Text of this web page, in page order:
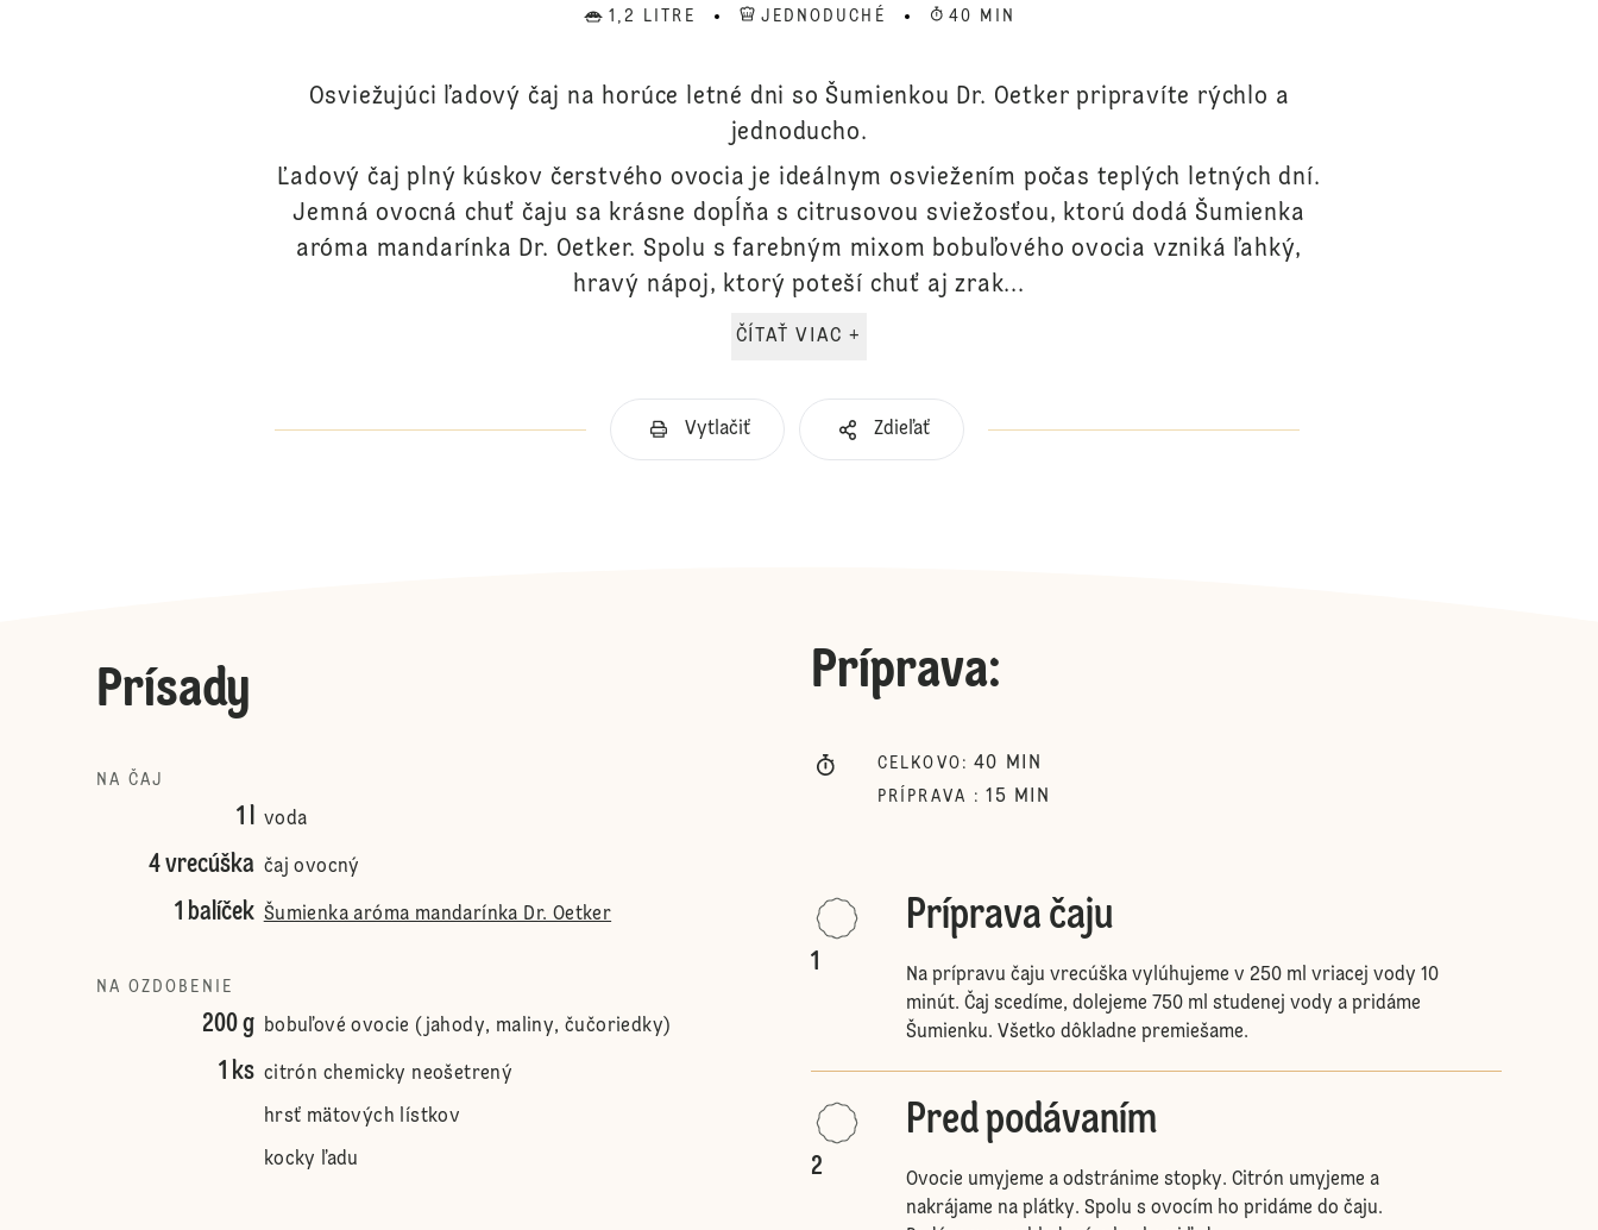
1,2 LITRE JEDNODUCHÉ 40 MIN
Osviežujúci ľadový čaj na horúce letné dni so Šumienkou Dr. Oetker pripravíte rýchlo a
jednoducho.
Ľadový čaj plný kúskov čerstvého ovocia je ideálnym osviežením počas teplých letných dní.
Jemná ovocná chuť čaju sa krásne dopĺňa s citrusovou sviežosťou, ktorú dodá Šumienka
aróma mandarínka Dr. Oetker. Spolu s farebným mixom bobuľového ovocia vzniká ľahký,
hravý nápoj, ktorý poteší chuť aj zrak...
ČÍTAŤ VIAC +
Vytlačiť Zdieľať
Prísady
NA ČAJ
1 l voda
4 vrecúška čaj ovocný
1 balíček Šumienka aróma mandarínka Dr. Oetker
NA OZDOBENIE
200 g bobuľové ovocie (jahody, maliny, čučoriedky)
1 ks citrón chemicky neošetrený
hrsť mätových lístkov
kocky ľadu
Príprava:
CELKOVO : 40 MIN
PRÍPRAVA : 15 MIN
1
Príprava čaju
Na prípravu čaju vrecúška vylúhujeme v 250 ml vriacej vody 10
minút. Čaj scedíme, dolejeme 750 ml studenej vody a pridáme
Šumienku. Všetko dôkladne premiešame.
2
Pred podávaním
Ovocie umyjeme a odstránime stopky. Citrón umyjeme a
nakrájame na plátky. Spolu s ovocím ho pridáme do čaju.